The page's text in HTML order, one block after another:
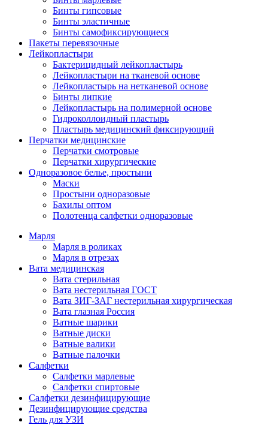
Бинты гипсовые
Бинты эластичные
Бинты самофиксирующиеся
Пакеты перевязочные
Лейкопластыри
Бактерицидный лейкопластырь
Лейкопластыри на тканевой основе
Лейкопластырь на нетканевой основе
Бинты липкие
Лейкопластырь на полимерной основе
Гидроколлоидный пластырь
Пластырь медицинский фиксирующий
Перчатки медицинские
Перчатки смотровые
Перчатки хирургические
Одноразовое белье, простыни
Маски
Простыни одноразовые
Бахилы оптом
Полотенца салфетки одноразовые
Марля
Марля в роликах
Марля в отрезах
Вата медицинская
Вата стерильная
Вата нестерильная ГОСТ
Вата ЗИГ-ЗАГ нестерильная хирургическая
Вата глазная Россия
Ватные шарики
Ватные диски
Ватные валики
Ватные палочки
Салфетки
Салфетки марлевые
Салфетки спиртовые
Салфетки дезинфицирующие
Дезинфицирующие средства
Гель для УЗИ